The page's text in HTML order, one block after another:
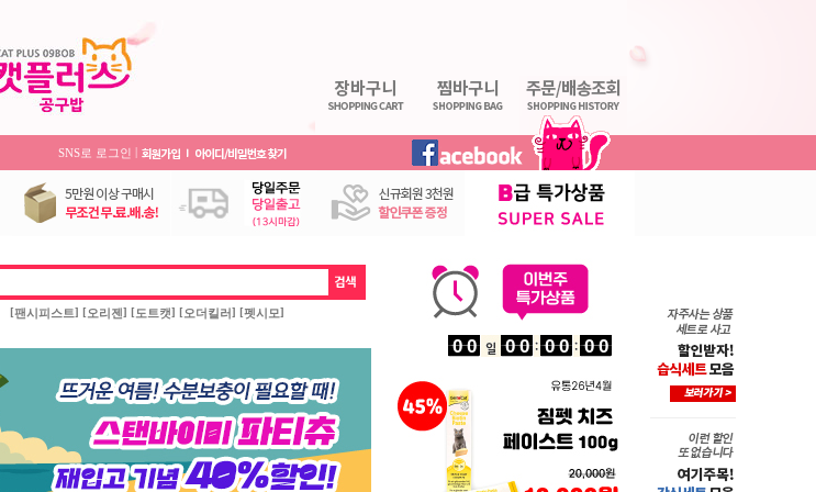
SNS로 로그인 |
[팬시피스트] [오리젠] [도트캣] [오더킬러] [펫시모]